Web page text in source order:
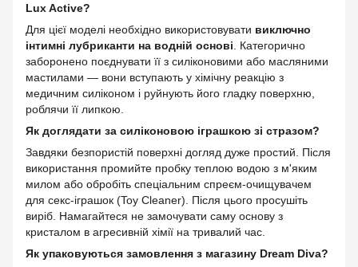
Lux Active?
Для цієї моделі необхідно використовувати виключно
інтимні лубриканти на водній основі . Категорично
заборонено поєднувати її з силіконовими або масляними
мастилами — вони вступають у хімічну реакцію з
медичним силіконом і руйнують його гладку поверхню,
роблячи її липкою.
Як доглядати за силіконовою іграшкою зі стразом?
Завдяки безпористій поверхні догляд дуже простий. Після
використання промийте пробку теплою водою з м'яким
милом або обробіть спеціальним спреєм-очищувачем
для секс-іграшок (Toy Cleaner). Після цього просушіть
виріб. Намагайтеся не замочувати саму основу з
кристалом в агресивній хімії на тривалий час.
Як упаковуються замовлення з магазину Dream Diva?